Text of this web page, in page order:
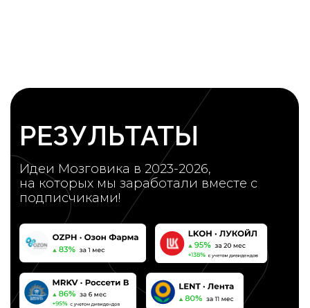
Обоснование идей
Регулярные инвестидеи
Читать подробнее →
Максимум пользы – минимум
времени